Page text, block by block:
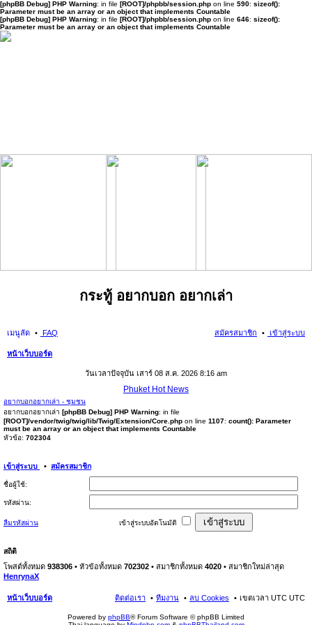
[phpBB Debug] PHP Warning: in file [ROOT]/phpbb/session.php on line 590: sizeof():
Parameter must be an array or an object that implements Countable
[phpBB Debug] PHP Warning: in file [ROOT]/phpbb/session.php on line 646: sizeof():
Parameter must be an array or an object that implements Countable
กระทู้ อยากบอก อยากเล่า
เมนูลัด FAQ เข้าสู่ระบบ
สมัครสมาชิก
หน้าเว็บบอร์ด
วันเวลาปัจจุบัน เสาร์ 08 ส.ค. 2026 8:16 am
Phuket Hot News
อยากบอกอยากเล่า - ชุมชน
อยากบอกอยากเล่า [phpBB Debug] PHP Warning: in file
[ROOT]/vendor/twig/twig/lib/Twig/Extension/Core.php on line 1107: count(): Parameter
must be an array or an object that implements Countable
หัวข้อ: 702304
เข้าสู่ระบบ • สมัครสมาชิก
ชื่อผู้ใช้:
รหัสผ่าน:
ลืมรหัสผ่าน เข้าสู่ระบบอัตโนมัติ
สถิติ
โพสต์ทั้งหมด 938306 • หัวข้อทั้งหมด 702302 • สมาชิกทั้งหมด 4020 • สมาชิกใหม่ล่าสุด
HenrynaX
หน้าเว็บบอร์ด เขตเวลา UTC UTC
ลบ Cookies
ทีมงาน
ติดต่อเรา
Powered by phpBB® Forum Software © phpBB Limited